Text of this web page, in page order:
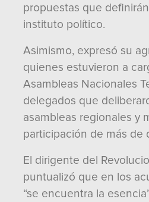
propuestas que
instituto político.
Asimismo, expresó su
quienes estuvieron a
Asambleas Nacionales
delegados que
asambleas regionales y
participación de más de
El dirigente del
puntualizó que en los
“se encuentra la